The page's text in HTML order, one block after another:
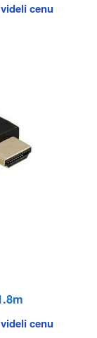
cenu
cenu